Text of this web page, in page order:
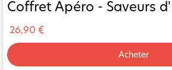
Coffret Apéro - Saveurs
26,90 €
Acheter